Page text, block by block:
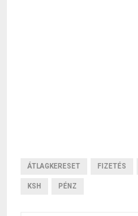
ÁTLAGKERESET FIZETÉS
KSH PÉNZ